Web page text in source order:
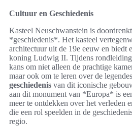
Cultuur en Geschiedenis
Kasteel Neuschwanstein is
*geschiedenis*. Het kasteel
architectuur uit de 19e eeuw en biedt
koning Ludwig II. Tijdens
kans om niet alleen de prachtige
maar ook om te leren over de
geschiedenis van dit iconische
aan dit monument van *Europa* is
meer te ontdekken over het verleden
die een rol speelden in de
regio.